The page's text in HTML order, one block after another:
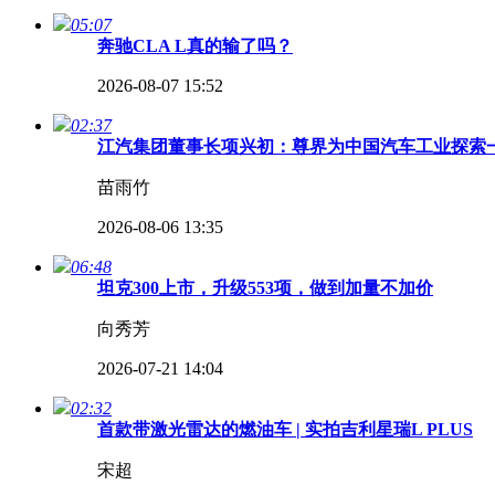
05:07
奔驰CLA L真的输了吗？
2026-08-07 15:52
02:37
江汽集团董事长项兴初：尊界为中国汽车工业探索
苗雨竹
2026-08-06 13:35
06:48
坦克300上市，升级553项，做到加量不加价
向秀芳
2026-07-21 14:04
02:32
首款带激光雷达的燃油车 | 实拍吉利星瑞L PLUS
宋超